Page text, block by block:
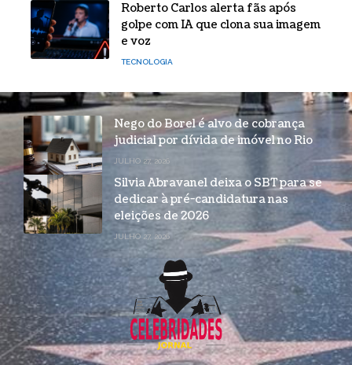
Roberto Carlos alerta fãs após
golpe com IA que clona sua imagem
e voz
TECNOLOGIA
Nego do Borel é alvo de cobrança
judicial por dívida de imóvel no Rio
JULHO 27, 2026
Silvia Abravanel deixa o SBT para se
dedicar à pré-candidatura nas
eleições de 2026
JULHO 27, 2026